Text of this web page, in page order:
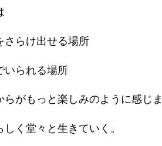
さらけ出せる場所
いられる場所
らがもっと楽しみのように感じま
しく堂々と生きていく。